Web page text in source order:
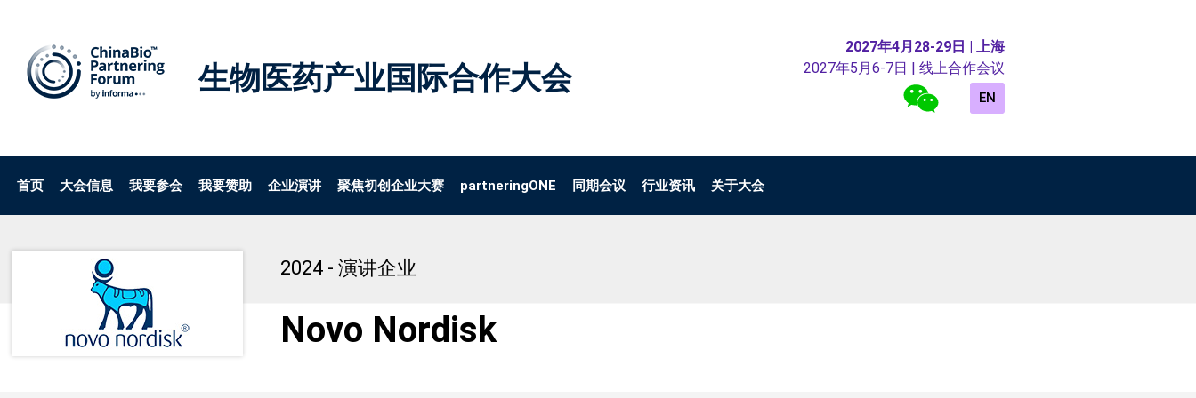
生物医药产业国际合作大会
2027年4月28-29日 | 上海
2027年5月6-7日 | 线上合作会议
EN
首页 大会信息 我要参会 我要赞助 企业演讲 聚焦初创企业大赛 partneringONE 同期会议 行业资讯 关于大会
2024 - 演讲企业
Novo Nordisk